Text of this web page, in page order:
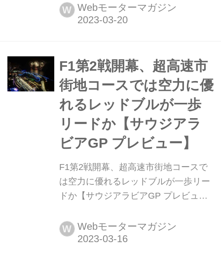
ウジアラビアGPがジッダ市街地コー
スで開催され、レッドブルのセルジ
位にはメルセデスのジョージ・ラッセ
ルが入った。フェルナンド・アロンソ
(アストンマーティン)は3位で...
W Webモーターマガジン
F1第2戦開幕、超高速市
街地コースでは空力に優
れるレッドブルが一歩
リードか【サウジアラ
ビアGP プレビュー】
F1第2戦開幕、超高速市街地コースで
は空力に優れるレッドブルが一歩リー
ドか【サウジアラビアGP プレビュ
アラビアGPがサウジアラビア第二の
都市ジェッダの市街地コース(ジェッ
W Webモーターマガジン